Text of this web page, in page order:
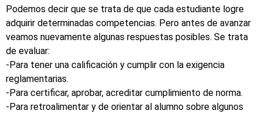
Podemos decir que se trata de que cada estudiante logre
adquirir determinadas competencias. Pero antes de avanzar
veamos nuevamente algunas respuestas posibles. Se trata
de evaluar:
-Para tener una calificación y cumplir con la exigencia
reglamentarias.
-Para certificar, aprobar, acreditar cumplimiento de norma.
-Para retroalimentar y de orientar al alumno sobre algunos